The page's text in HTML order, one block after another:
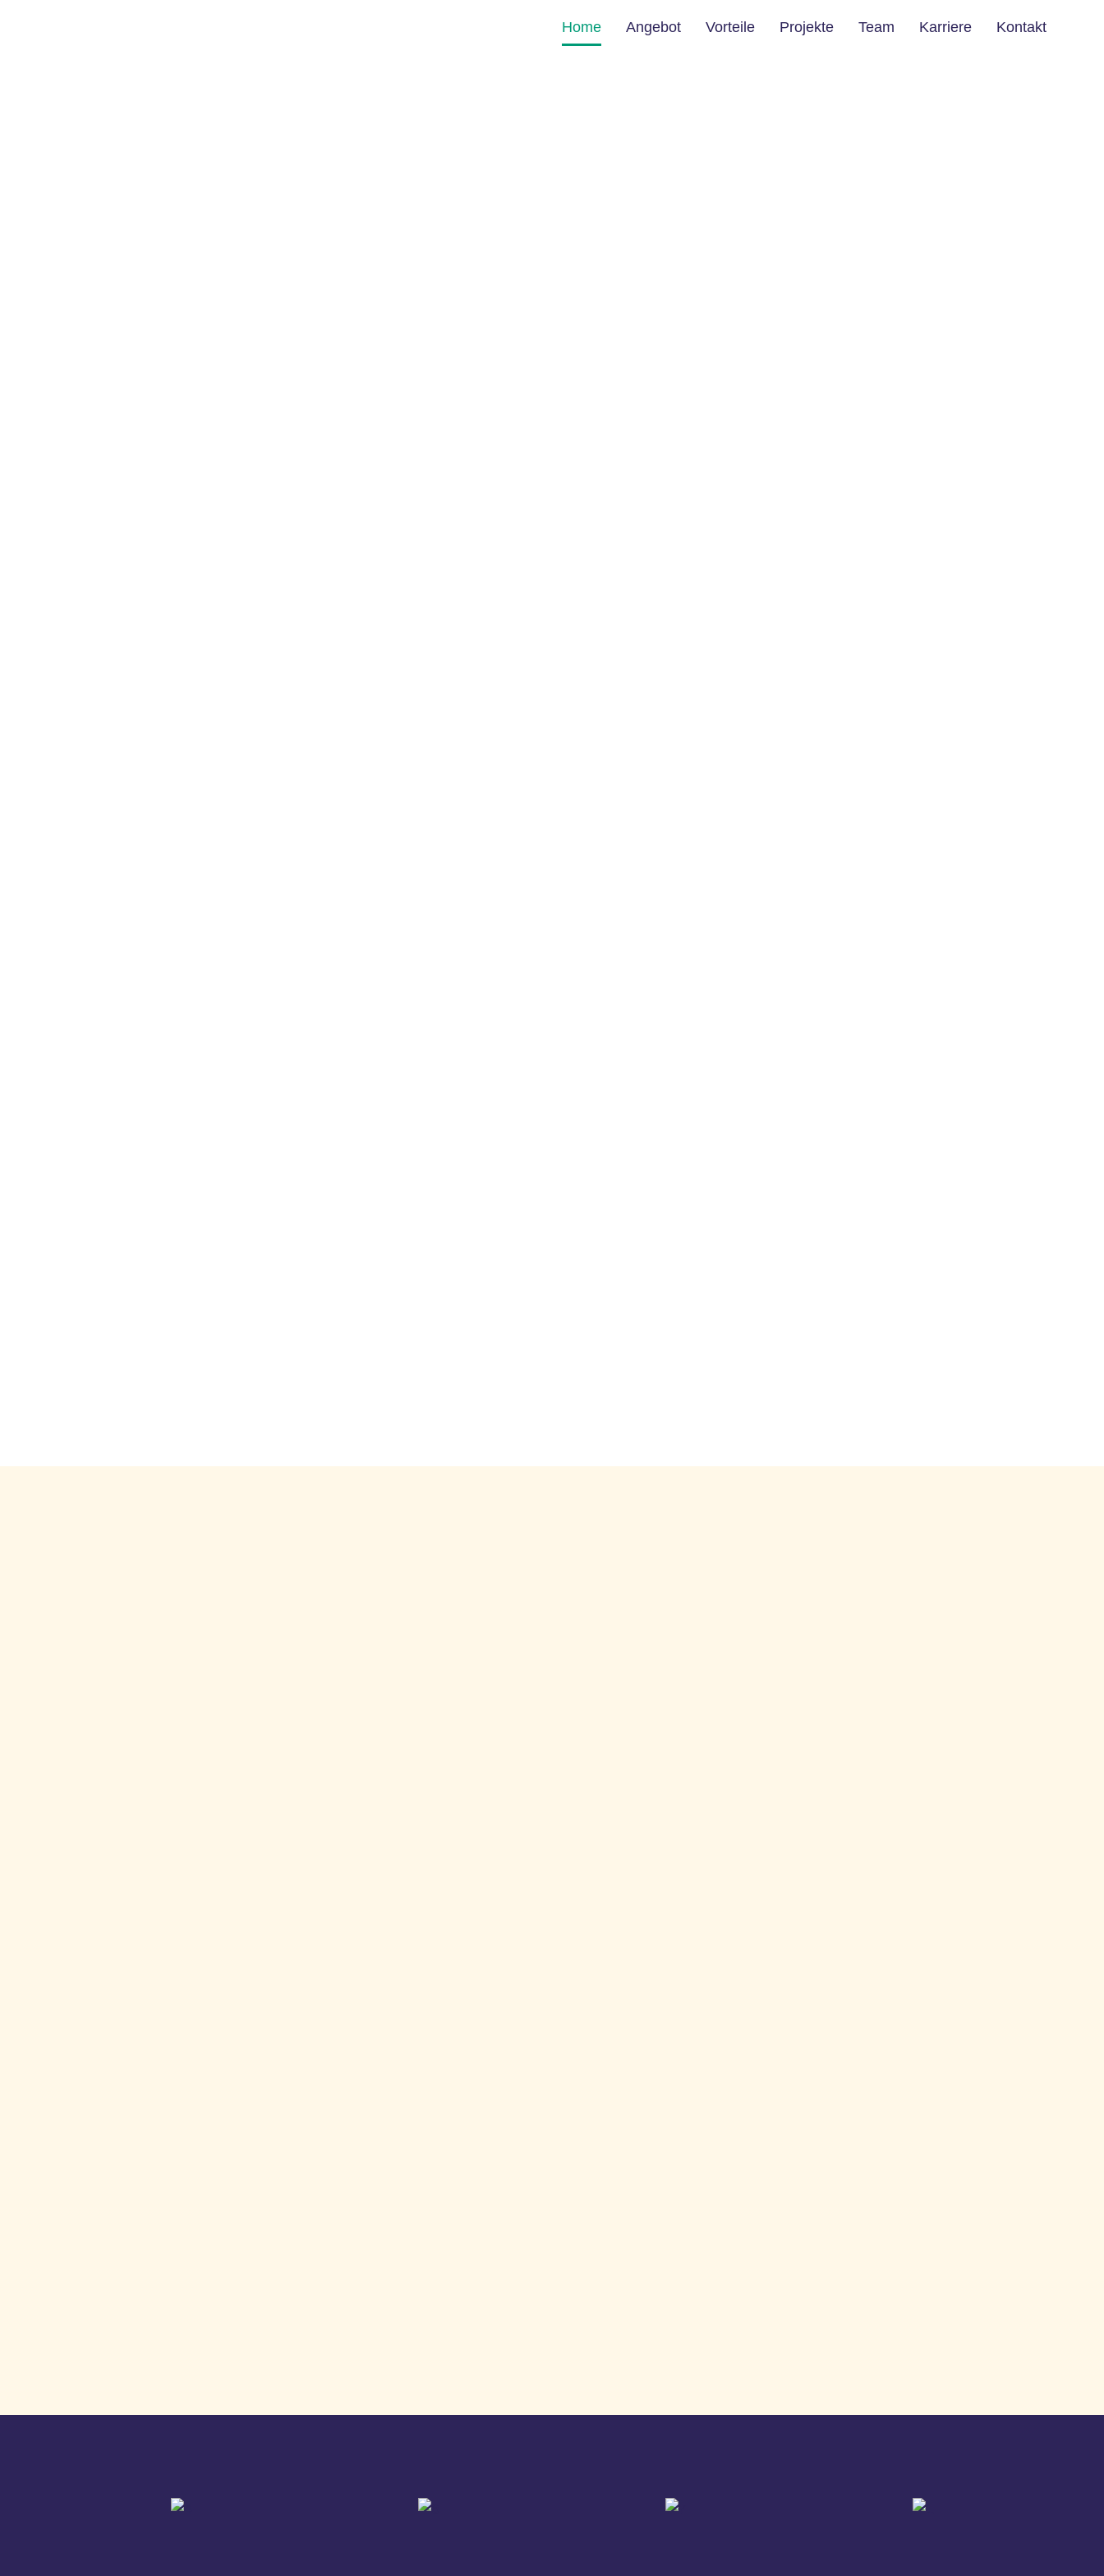
Home Angebot Vorteile Projekte Team Karriere Kontakt